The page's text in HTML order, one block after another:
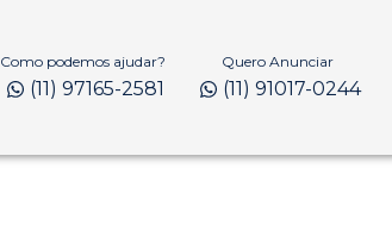
Como podemos ajudar?
(11) 97165-2581
Quero Anunciar
(11) 91017-0244